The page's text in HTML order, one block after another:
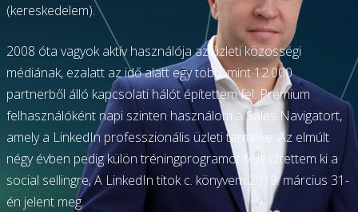
(kereskedelem).
2008 óta vagyok aktív használója az üzleti közösségi
médiának, ezalatt az idő alatt egy több, mint 12.000
partnerből álló kapcsolati hálót építettem fel. Prémium
felhasználóként napi szinten használom a Sales Navigatort,
amely a LinkedIn professzionális üzleti terméke. Az elmúlt
négy évben pedig külön tréningprogramot fejlesztettem ki a
social sellingre, A LinkedIn titok c. könyvem 2019. március 31-
én jelent meg.